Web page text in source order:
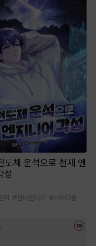
도체 운석으로 천재 엔
성
직 #현대판타지 #사이다물